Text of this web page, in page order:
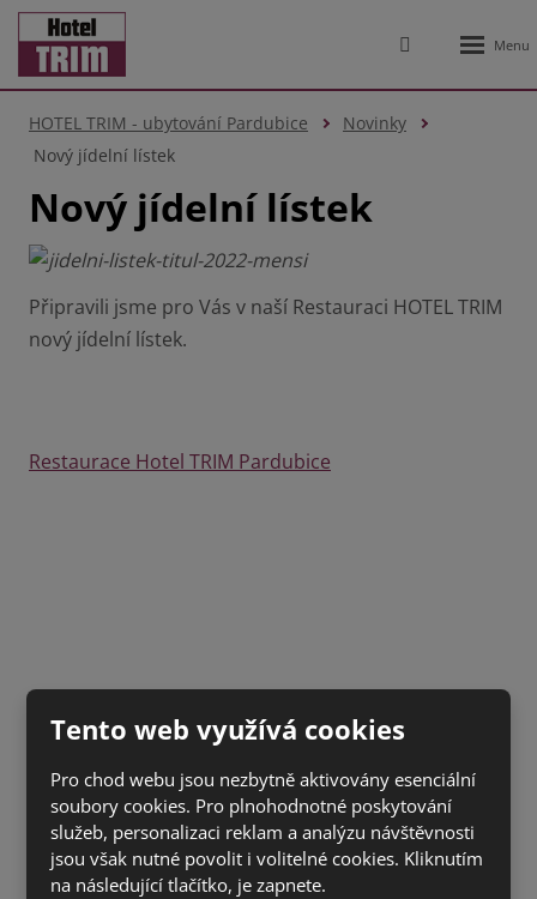
Vyhledávání
HOTEL TRIM - ubytování Pardubice
Novinky
Nový jídelní lístek
Nový jídelní lístek
Připravili jsme pro Vás v naší Restauraci HOTEL TRIM
nový jídelní lístek.
Restaurace Hotel TRIM Pardubice
Tento web využívá cookies
Pro chod webu jsou nezbytně aktivovány esenciální
soubory cookies. Pro plnohodnotné poskytování
služeb, personalizaci reklam a analýzu návštěvnosti
jsou však nutné povolit i volitelné cookies. Kliknutím
na následující tlačítko, je zapnete.